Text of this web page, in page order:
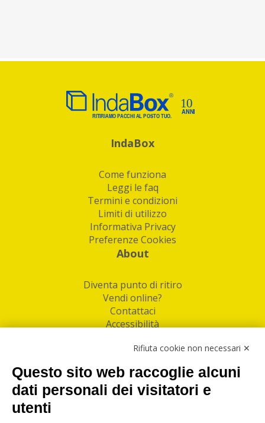
IndaBox
Come funziona
Leggi le faq
Termini e condizioni
Limiti di utilizzo
Informativa Privacy
Preferenze Cookies
About
Diventa punto di ritiro
Vendi online?
Contattaci
Accessibilità
Facebook
Linkedin
I nostri punti di ritiro e spedizione pacchi nelle
Rifiuta cookie non necessari ✕
Questo sito web raccoglie alcuni
dati personali dei visitatori e
utenti